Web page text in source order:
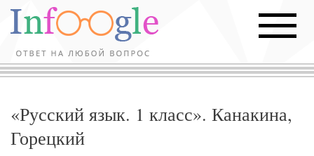
«Русский язык. 1 класс». Канакина,
Горецкий